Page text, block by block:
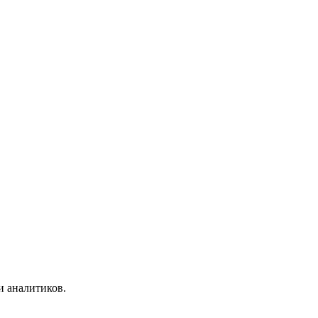
аналитиков.